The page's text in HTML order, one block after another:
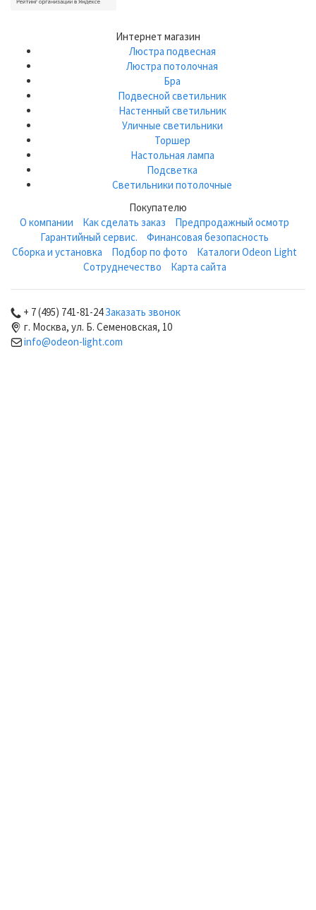
Интернет магазин
Люстра подвесная
Люстра потолочная
Бра
Подвесной светильник
Настенный светильник
Уличные светильники
Торшер
Настольная лампа
Подсветка
Светильники потолочные
Покупателю
О компании
Как сделать заказ
Предпродажный осмотр
Гарантийный сервис.
Финансовая безопасность
Сборка и установка
Подбор по фото
Каталоги Odeon Light
Сотруднечество
Карта сайта
+ 7 (495) 741-81-24Заказать звонок
г. Москва, ул. Б. Семеновская, 10
info@odeon-light.com